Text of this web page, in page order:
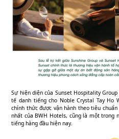
Sự hiện diện của Sunset Hospitality
tế danh tiếng cho Noble Crystal Tay Ho
chính thức được vận hành theo tiêu
nhất của BWH Hotels, cũng là một trong
tiếng hàng đầu hiện nay.